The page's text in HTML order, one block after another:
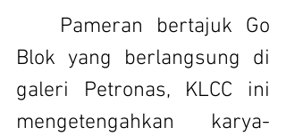
Blok yang berlangsung di
galeri Petronas, KLCC ini
mengetengahkan karya-